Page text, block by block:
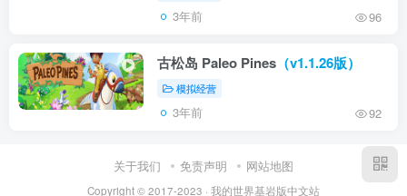
3年前 96
古松岛 Paleo Pines （v1.1.26版）
模拟经营
3年前 92
关于我们 免责声明 网站地图
Copyright © 2017-2023 · 我的世界基岩版中文站